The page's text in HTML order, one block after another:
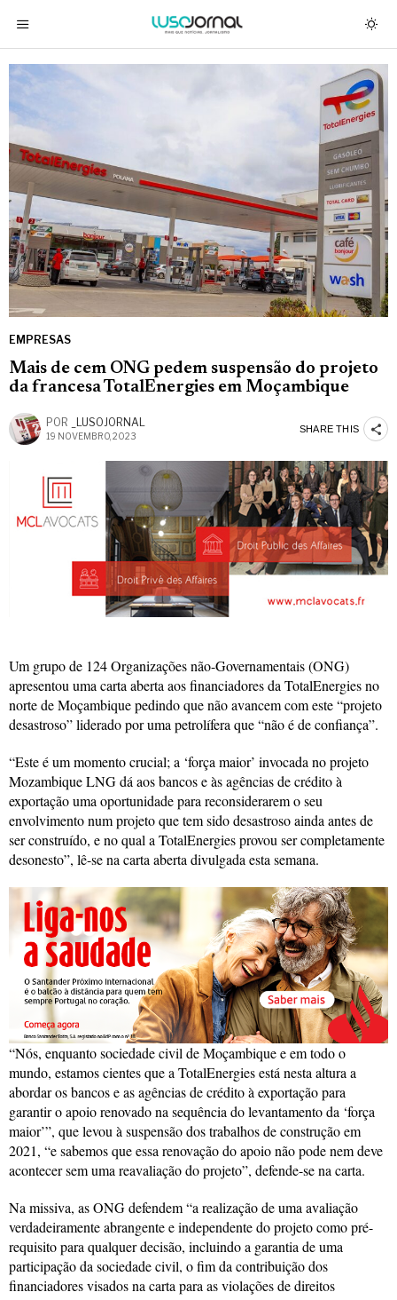
EMPRESAS
Mais de cem ONG pedem suspensão do projeto
da francesa TotalEnergies em Moçambique
POR _LUSOJORNAL
19 NOVEMBRO, 2023
SHARE THIS
Um grupo de 124 Organizações não-Governamentais (ONG)
apresentou uma carta aberta aos financiadores da TotalEnergies no
norte de Moçambique pedindo que não avancem com este “projeto
desastroso” liderado por uma petrolífera que “não é de confiança”.
“Este é um momento crucial; a ‘força maior’ invocada no projeto
Mozambique LNG dá aos bancos e às agências de crédito à
exportação uma oportunidade para reconsiderarem o seu
envolvimento num projeto que tem sido desastroso ainda antes de
ser construído, e no qual a TotalEnergies provou ser completamente
desonesto”, lê-se na carta aberta divulgada esta semana.
“Nós, enquanto sociedade civil de Moçambique e em todo o
mundo, estamos cientes que a TotalEnergies está nesta altura a
abordar os bancos e as agências de crédito à exportação para
garantir o apoio renovado na sequência do levantamento da ‘força
maior’”, que levou à suspensão dos trabalhos de construção em
2021, “e sabemos que essa renovação do apoio não pode nem deve
acontecer sem uma reavaliação do projeto”, defende-se na carta.
Na missiva, as ONG defendem “a realização de uma avaliação
verdadeiramente abrangente e independente do projeto como pré-
requisito para qualquer decisão, incluindo a garantia de uma
participação da sociedade civil, o fim da contribuição dos
financiadores visados na carta para as violações de direitos